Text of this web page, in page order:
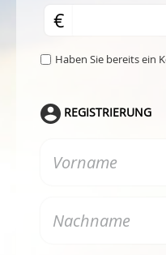
€
Haben Sie bereits ein
REGISTRIERUNG